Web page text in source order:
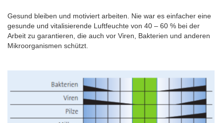
Gesund bleiben und motiviert arbeiten. Nie war es einfacher eine
gesunde und vitalisierende Luftfeuchte von 40 – 60 % bei der
Arbeit zu garantieren, die auch vor Viren, Bakterien und anderen
Mikroorganismen schützt.